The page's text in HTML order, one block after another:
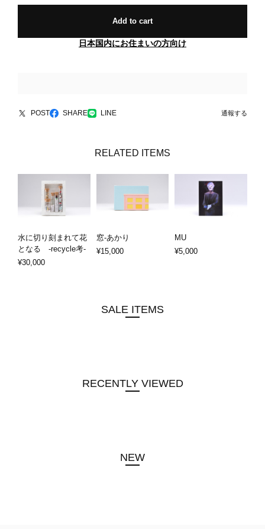
Add to cart
日本国内にお住まいの方向け
POST SHARE LINE 通報する
RELATED ITEMS
水に切り刻まれて花
となる -recycle考-
¥30,000
窓-あかり
¥15,000
MU
¥5,000
SALE ITEMS
RECENTLY VIEWED
NEW